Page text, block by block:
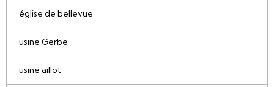
église de bellevue
usine Gerbe
usine aillot